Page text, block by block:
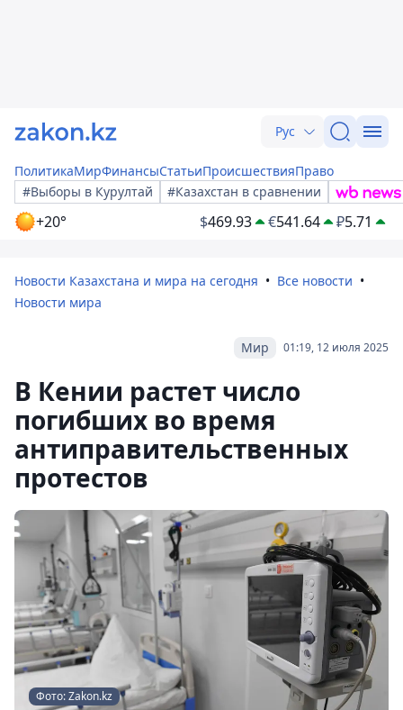
Рус
ПолитикаМирФинансыСтатьиПроисшествияПраво
#Выборы в Курултай
#Казахстан в сравнении
+20° $469.93 €541.64 ₽5.71
Новости Казахстана и мира на сегодня
Все новости
Новости мира
01:19, 12 июля 2025
Мир
В Кении растет число
погибших во время
антиправительственных
протестов
Фото: Zakon.kz